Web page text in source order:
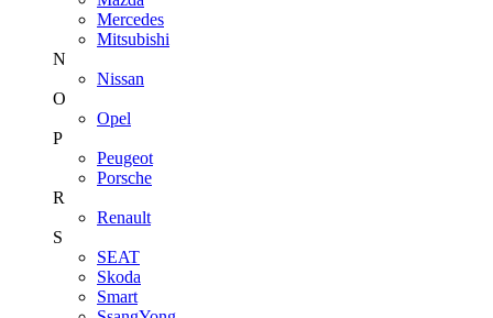
Mercedes
Mitsubishi
N
Nissan
O
Opel
P
Peugeot
Porsche
R
Renault
S
SEAT
Skoda
Smart